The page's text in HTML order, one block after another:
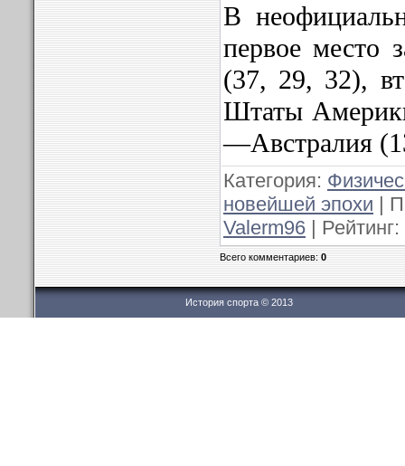
В
первое место
(37, 29, 32),
Штаты
—Австралия
Категория:
новейшей эпохи |
Valerm96 | Рейтинг:
Всего комментариев:0
История спорта © 2013